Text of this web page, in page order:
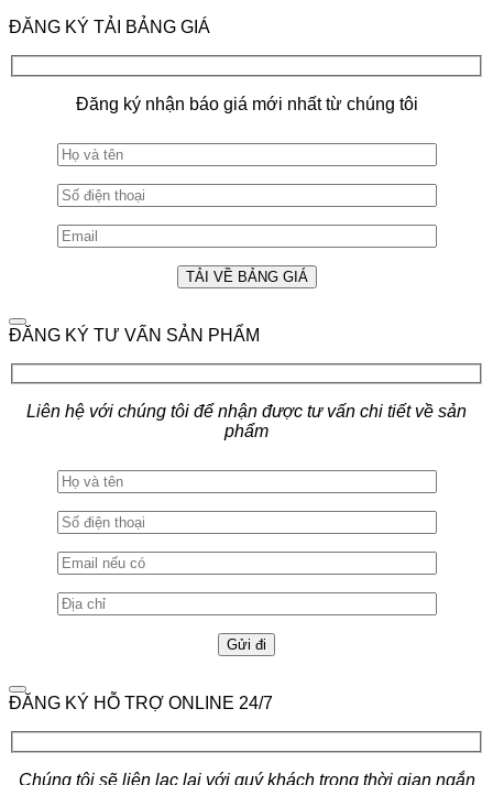
ĐĂNG KÝ TẢI BẢNG GIÁ
Đăng ký nhận báo giá mới nhất từ chúng tôi
ĐĂNG KÝ TƯ VẤN SẢN PHẨM
Liên hệ với chúng tôi để nhận được tư vấn chi tiết về sản
phẩm
ĐĂNG KÝ HỖ TRỢ ONLINE 24/7
Chúng tôi sẽ liên lạc lại với quý khách trong thời gian ngắn